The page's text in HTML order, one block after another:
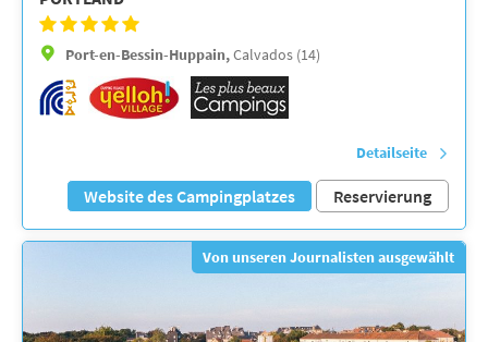
Port-en-Bessin-Huppain,Calvados (14)
Detailseite
Website des Campingplatzes Reservierung
Von unseren Journalisten ausgewählt